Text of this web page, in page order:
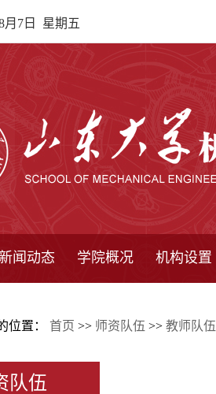
月7日 星期五
闻动态 学院概况 机构设置
位置： 首页 >> 师资队伍 >> 教师队伍
队伍